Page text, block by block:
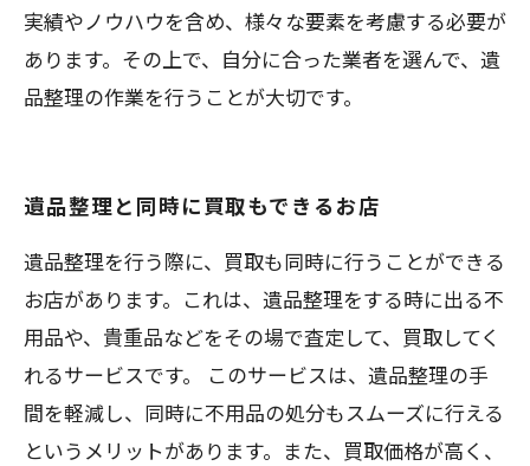
実績やノウハウを含め、様々な要素を考慮する必要が
あります。その上で、自分に合った業者を選んで、遺
品整理の作業を行うことが大切です。
遺品整理と同時に買取もできるお店
遺品整理を行う際に、買取も同時に行うことができる
お店があります。これは、遺品整理をする時に出る不
用品や、貴重品などをその場で査定して、買取してく
れるサービスです。 このサービスは、遺品整理の手
間を軽減し、同時に不用品の処分もスムーズに行える
というメリットがあります。また、買取価格が高く、